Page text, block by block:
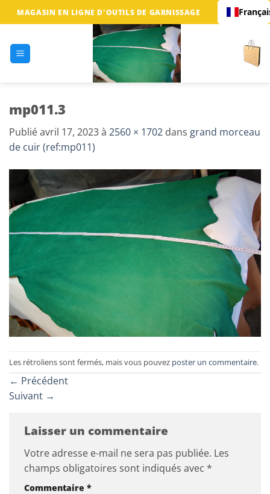
Passer
au
MAGASIN EN LIGNE D'OUTILS DE GARNISSAGE
mp011.3
Publiéavril 17, 2023à 2560 × 1702 dans grand morceau
de cuir (ref:mp011)
Les rétroliens sont fermés, mais vous pouvez poster un commentaire.
← Précédent
Suivant →
Laisser un commentaire
Votre adresse e-mail ne sera pas publiée. Les
champs obligatoires sont indiqués avec *
Commentaire *